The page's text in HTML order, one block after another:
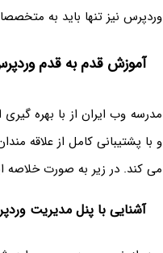
وردپرس نیز تنها باید به
آموزش قدم به قدم
مدرسه وب ایران از با بهره
و با پشتیبانی کامل از علاقه
می کند. در زیر به صورت خلاصه
آشنایی با پنل مدیریت